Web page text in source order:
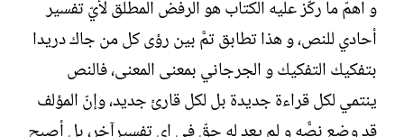
و اهمّ ما ركّز عليه الكتاب هو الرفض المطلق لأيّ تفسير
أحادي للنص، و هذا تطابق تمَّ بين رؤى كل من جاك دريدا
بتفكيك التفكيك و الجرجاني بمعنى المعنى، فالنص
ينتمي لكل قراءة جديدة بل لكل قارئ جديد، وإنّ المؤلف